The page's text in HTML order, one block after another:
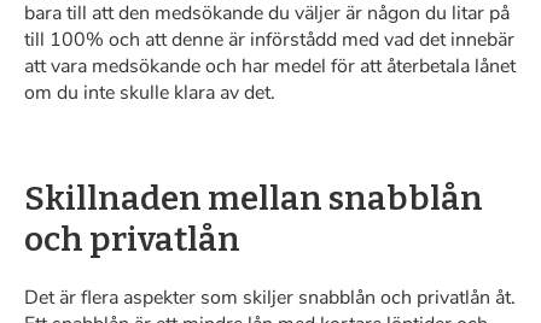
bara till att den medsökande du väljer är någon du litar på
till 100% och att denne är införstådd med vad det innebär
att vara medsökande och har medel för att återbetala lånet
om du inte skulle klara av det.
Skillnaden mellan snabblån
och privatlån
Det är flera aspekter som skiljer snabblån och privatlån åt.